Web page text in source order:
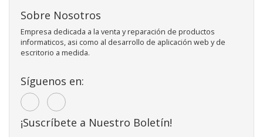
Sobre Nosotros
Empresa dedicada a la venta y reparación de productos
informaticos, asi como al desarrollo de aplicación web y de
escritorio a medida.
Síguenos en:
¡Suscríbete a Nuestro Boletín!